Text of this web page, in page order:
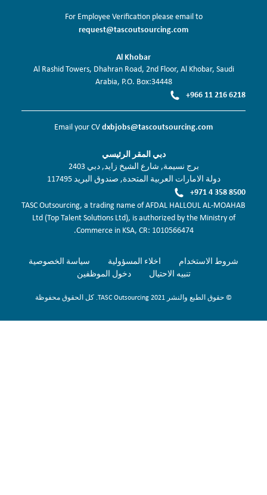
For Employee Verification please email to
request@tascoutsourcing.com
Al Khobar
Al Rashid Towers, Dhahran Road, 2nd Floor, Al Khobar, Saudi
Arabia, P.O. Box:34448
+966 11 216 6218
Email your CVdxbjobs@tascoutsourcing.com
دبي المقر الرئيسي
برج نسيمة, شارع الشيخ زايد, دبي 2403
دولة الامارات العربية المتحدة, صندوق البريد 117495
+971 4 358 8500
TASC Outsourcing, a trading name of AFDAL HALLOUL AL-MOAHAB
Ltd (Top Talent Solutions Ltd), is authorized by the Ministry of
Commerce in KSA, CR: 1010566474.
© حقوق الطبع والنشر 2021 TASC Outsourcing. كل الحقوق محفوظة
شروط الاستخدام اخلاء المسؤولية
سياسة الخصوصية
تنبيه الاحتيال
دخول الموظفين